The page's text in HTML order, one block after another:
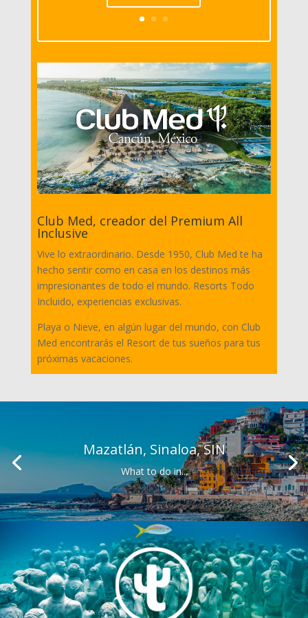
Club Med, creador del Premium All
Inclusive
Vive lo extraordinario. Desde 1950, Club Med te ha
hecho sentir como en casa en los destinos más
impresionantes de todo el mundo. Resorts Todo
Incluido, experiencias exclusivas.
Playa o Nieve, en algún lugar del mundo, con Club
Med encontrarás el Resort de tus sueños para tus
próximas vacaciones.
Mazatlán, Sinaloa, SIN
What to do in...